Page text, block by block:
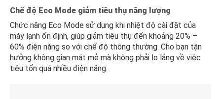
Chế độ Eco Mode giảm tiêu thụ năng lượng
Chức năng Eco Mode sử dụng khi nhiệt độ cài đặt của
máy lạnh ổn định, giúp giảm tiêu thụ đến khoảng 20% –
60% điện năng so với chế độ thông thường. Cho bạn tận
hưởng không gian mát mẻ mà không phải lo lắng về việc
tiêu tốn quá nhiều điện năng.